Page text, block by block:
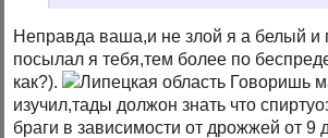
Неправда ваша,и не злой я а белый и
посылал я тебя,тем более по
как?).
Говоришь
изучил,тады должон знать что
браги в зависимости от дрожжей от 9